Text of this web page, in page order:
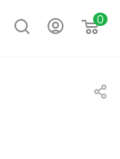
0